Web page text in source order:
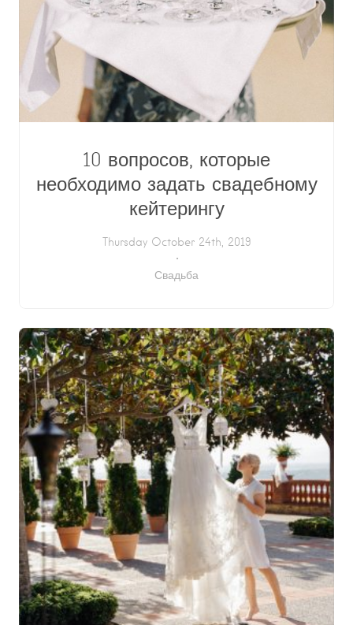
10 вопросов, которые
необходимо задать свадебному
кейтерингу
Thursday October 24th, 2019
Свадьба